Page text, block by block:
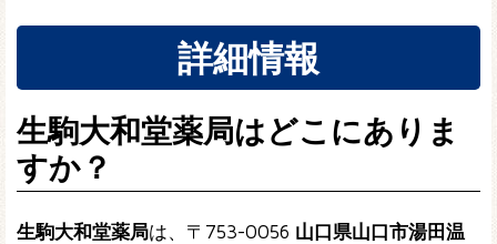
詳細情報
生駒大和堂薬局はどこにありま
すか？
生駒大和堂薬局は、〒753-0056 山口県山口市湯田温